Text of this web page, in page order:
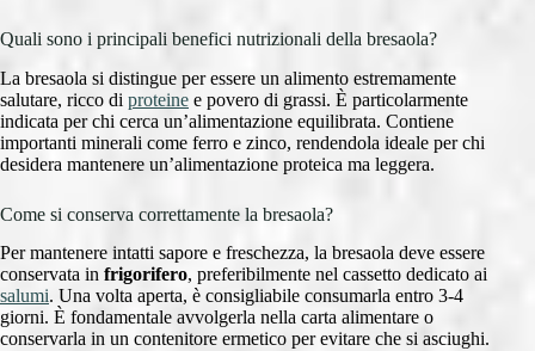
Quali sono i principali benefici nutrizionali della bresaola?
La bresaola si distingue per essere un alimento estremamente
salutare, ricco di proteine e povero di grassi. È particolarmente
indicata per chi cerca un’alimentazione equilibrata. Contiene
importanti minerali come ferro e zinco, rendendola ideale per chi
desidera mantenere un’alimentazione proteica ma leggera.
Come si conserva correttamente la bresaola?
Per mantenere intatti sapore e freschezza, la bresaola deve essere
conservata in frigorifero, preferibilmente nel cassetto dedicato ai
salumi. Una volta aperta, è consigliabile consumarla entro 3-4
giorni. È fondamentale avvolgerla nella carta alimentare o
conservarla in un contenitore ermetico per evitare che si asciughi.